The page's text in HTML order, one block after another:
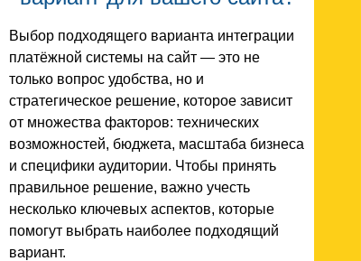
Выбор подходящего варианта интеграции
платёжной системы на сайт — это не
только вопрос удобства, но и
стратегическое решение, которое зависит
от множества факторов: технических
возможностей, бюджета, масштаба бизнеса
и специфики аудитории. Чтобы принять
правильное решение, важно учесть
несколько ключевых аспектов, которые
помогут выбрать наиболее подходящий
вариант.